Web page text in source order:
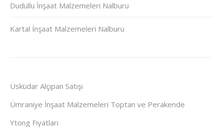
Dudullu İnşaat Malzemeleri Nalburu
Kartal İnşaat Malzemeleri Nalburu
Üsküdar Alçıpan Satışı
Ümraniye İnşaat Malzemeleri Toptan ve Perakende
Ytong Fiyatları